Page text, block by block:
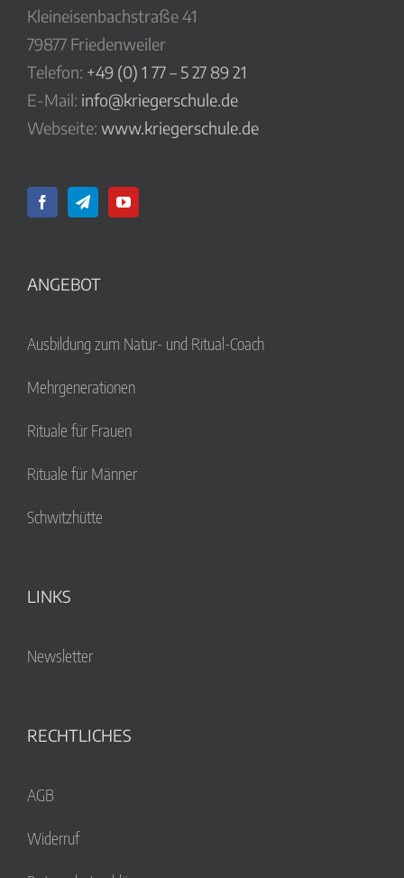
Kleineisenbachstraße 41
79877 Friedenweiler
Telefon: +49 (0) 1 77 – 5 27 89 21
E-Mail: info@kriegerschule.de
Webseite: www.kriegerschule.de
ANGEBOT
Ausbildung zum Natur- und Ritual-Coach
Mehrgenerationen
Rituale für Frauen
Rituale für Männer
Schwitzhütte
LINKS
Newsletter
RECHTLICHES
AGB
Widerruf